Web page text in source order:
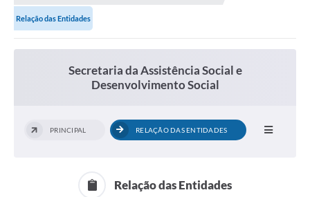
Notícias
Conselhos Municipais
Arquivos para Download
Relação das Entidades
Secretaria da Assistência Social e
Desenvolvimento Social
PRINCIPAL RELAÇÃO DAS ENTIDADES
Relação das Entidades